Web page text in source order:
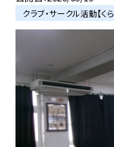
クラブ・サークル活動【